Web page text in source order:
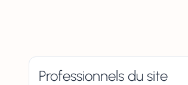
Professionnels du site